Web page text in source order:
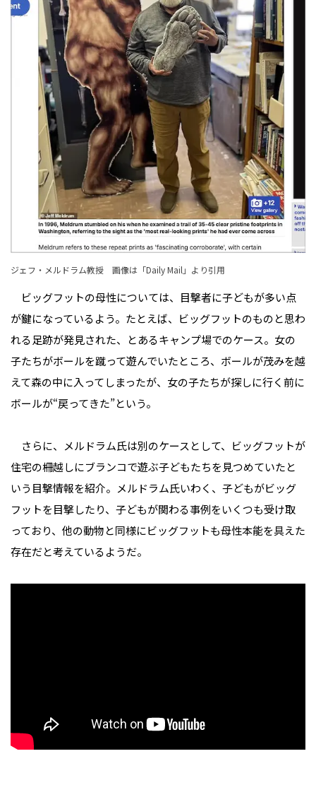
ジェフ・メルドラム教授 画像は「Daily Mail 」より引用
ビッグフットの母性については、目撃者に子どもが多い点
が鍵になっているよう。たとえば、ビッグフットのものと思わ
れる足跡が発見された、とあるキャンプ場でのケース。女の
子たちがボールを蹴って遊んでいたところ、ボールが茂みを越
えて森の中に入ってしまったが、女の子たちが探しに行く前に
ボールが“戻ってきた”という。
さらに、メルドラム氏は別のケースとして、ビッグフットが
住宅の柵越しにブランコで遊ぶ子どもたちを見つめていたと
いう目撃情報を紹介。メルドラム氏いわく、子どもがビッグ
フットを目撃したり、子どもが関わる事例をいくつも受け取
っており、他の動物と同様にビッグフットも母性本能を具えた
存在だと考えているようだ。